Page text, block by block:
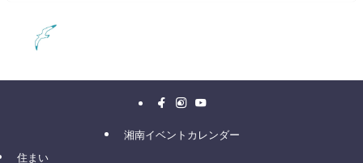
湘南イベントカレンダー
住まい